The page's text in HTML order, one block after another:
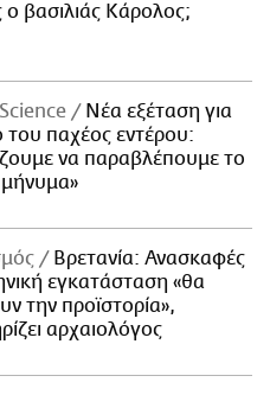
βασιλιάς Κάρολος;
Νέα εξέταση για
του παχέος εντέρου:
να παραβλέπουμε το
Βρετανία: Ανασκαφές
εγκατάσταση «θα
την προϊστορία»,
αρχαιολόγος